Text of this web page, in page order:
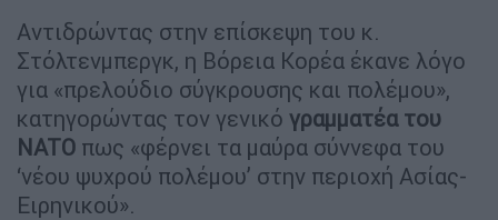
Αντιδρώντας στην επίσκεψη του κ.
Στόλτενμπεργκ, η Βόρεια Κορέα έκανε λόγο
για «πρελούδιο σύγκρουσης και πολέμου»,
κατηγορώντας τον γενικό γραμματέα του
NATO πως «φέρνει τα μαύρα σύννεφα του
‘νέου ψυχρού πολέμου’ στην περιοχή Ασίας-
Ειρηνικού».